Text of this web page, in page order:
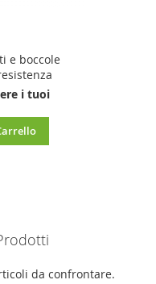
e boccole
i tuoi
da confrontare.